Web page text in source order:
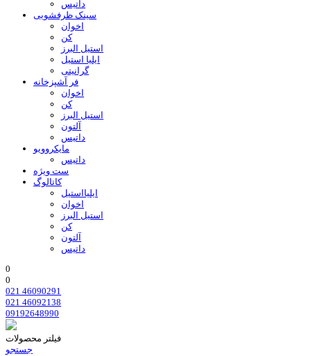
داتیس
سینک ظرفشویی
اخوان
کن
استیل البرز
ایلیا استیل
گرانیتی
فر آشپزخانه
اخوان
کن
استیل البرز
آلتون
داتیس
مایکروویو
داتیس
ست ویژه
کاتالوگ
ایلیااستیل
اخوان
استیل البرز
کن
آلتون
داتیس
0
0
021 46090291
021 46092138
09192648990
فیلتر محصولات
جستجو